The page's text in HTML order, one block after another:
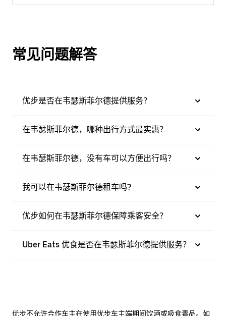
常见问题解答
优步是否在韦瑟斯菲尔德提供服务？
在韦瑟斯菲尔德，哪种出行方式最实惠？
在韦瑟斯菲尔德，没有车可以方便出行吗？
我可以在韦瑟斯菲尔德租车吗?
优步如何在韦瑟斯菲尔德保障乘客安全？
Uber Eats 优食是否在韦瑟斯菲尔德提供服务？
优步不允许合作车主在使用优步车主端期间饮酒或吸食毒品。如